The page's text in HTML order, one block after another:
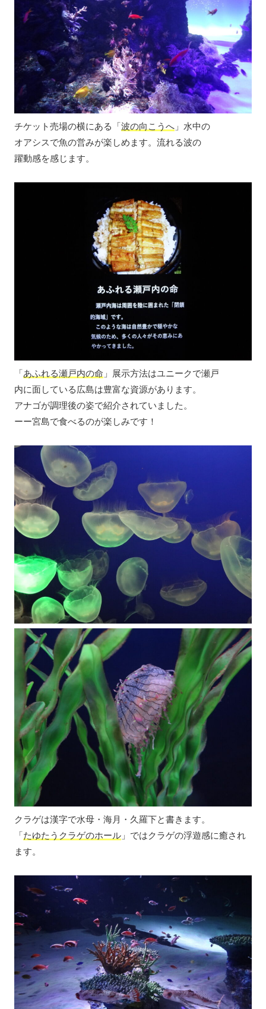
チケット売場の横にある「波の向こうへ 」水中の
オアシスで魚の営みが楽しめます。流れる波の
躍動感を感じます。
「あふれる瀬戸内の命 」展示方法はユニークで瀬戸
内に面している広島は豊富な資源があります。
アナゴが調理後の姿で紹介されていました。
ーー宮島で食べるのが楽しみです！
クラゲは漢字で水母・海月・久羅下と書きます。
「たゆたうクラゲのホール 」ではクラゲの浮遊感に癒され
ます。